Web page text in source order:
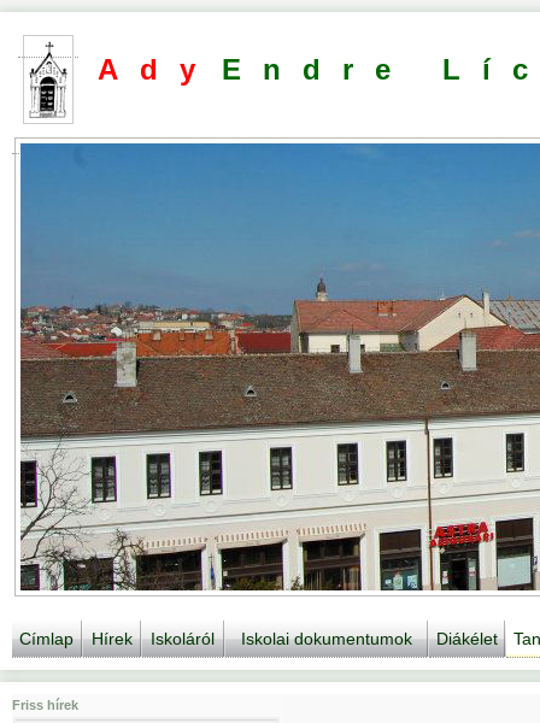
Ady Endre
Címlap Hírek Iskoláról Iskolai dokumentumok Diákélet
Friss hírek